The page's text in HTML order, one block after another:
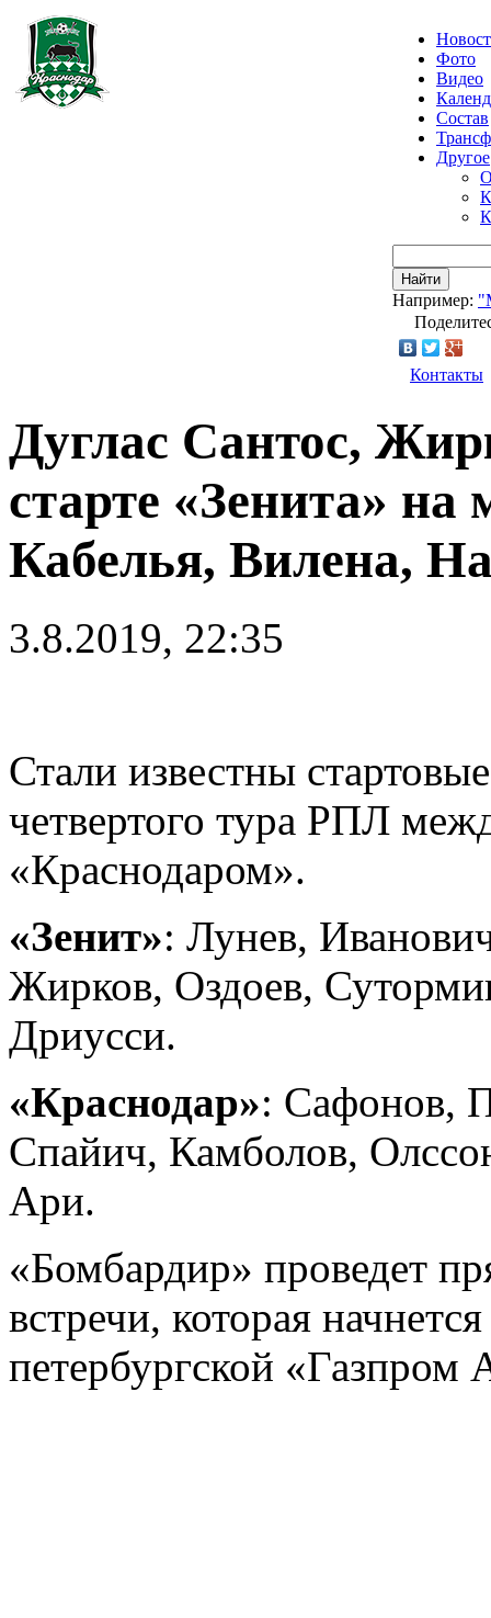
Фото
Видео
Состав
Другое
Найти
Например:
Контакты
Дуглас Сантос,
старте «Зенита»
Кабелья, Вилена,
3.8.2019, 22:35
Стали известны
четвертого тура РПЛ
«Краснодаром».
«Зенит»: Лунeв,
Жирков, Оздоев,
Дриусси.
«Краснодар»: Сафонов,
Спайич, Камболов,
Ари.
«Бомбардир» проведет
встречи, которая
петербургской «Газпром